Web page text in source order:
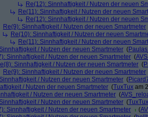
Re(12): Sinnhaftigkeit / Nutzen der neuen
Re(11): Sinnhaftigkeit / Nutzen der neuen
Re(12): Sinnhaftigkeit / Nutzen der neuen
Re(9): Sinnhaftigkeit / Nutzen der neuen Smartmeter
Re(10): Sinnhaftigkeit / Nutzen der neuen
Re(11): Sinnhaftigkeit / Nutzen der neuen
/ Nutzen der neuen Smartmeter (
Sinnhaftigkeit / Nutzen der neuen Smartmeter (
Sinnhaftigkeit / Nutzen der neuen Smartmeter (
Re(9): Sinnhaftigkeit / Nutzen der neuen Smartmeter
/ Nutzen der neuen Smartmeter (
/ Nutzen der neuen Smartmeter (TuxTux am
/ Nutzen der neuen Smartmeter (
/ Nutzen der neuen Smartmeter (TuxTux
Sinnhaftigkeit / Nutzen der neuen Smartmeter
(